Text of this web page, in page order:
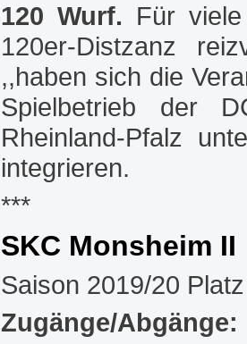
120 Wurf. Für
120er-Distzanz
,,haben sich die
Spielbetrieb der
Rheinland-Pfalz
integrieren.
***
SKC Monsheim II
Saison 2019/20
Zugänge/Abgänge: